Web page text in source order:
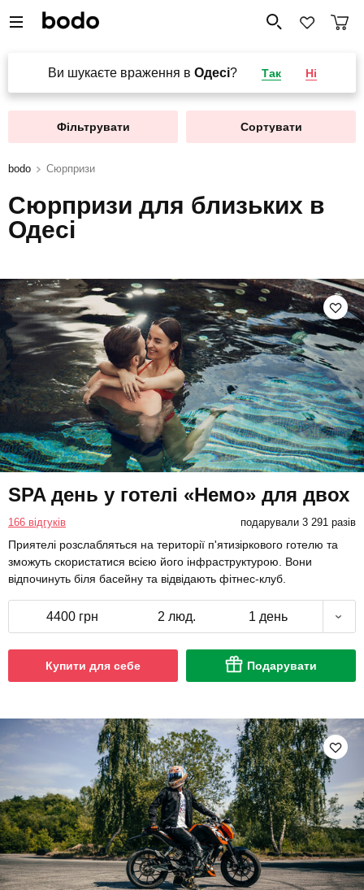
Ви шукаєте враження в Одесі? Так Ні
Фільтрувати Сортувати
bodo Сюрпризи
Сюрпризи для близьких в
Одесі
SPA день у готелі «Немо» для двох
166 відгуків подарували 3 291 разів
Приятелі розслабляться на території п'ятизіркового готелю та
зможуть скористатися всією його інфраструктурою. Вони
відпочинуть біля басейну та відвідають фітнес-клуб.
4400 грн 2 люд. 1 день
Купити для себе Подарувати